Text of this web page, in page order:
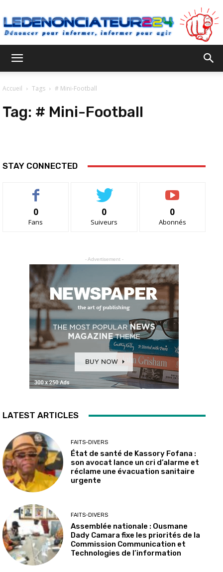
Accueil Tags # Mini-Football
Tag: # Mini-Football
STAY CONNECTED
0
Fans
0
Suiveurs
0
Abonnés
- Advertisement -
LATEST ARTICLES
FAITS-DIVERS
État de santé de Kassory Fofana :
son avocat lance un cri d’alarme et
réclame une évacuation sanitaire
urgente
FAITS-DIVERS
Assemblée nationale : Ousmane
Dady Camara fixe les priorités de la
Commission Communication et
Technologies de l’information